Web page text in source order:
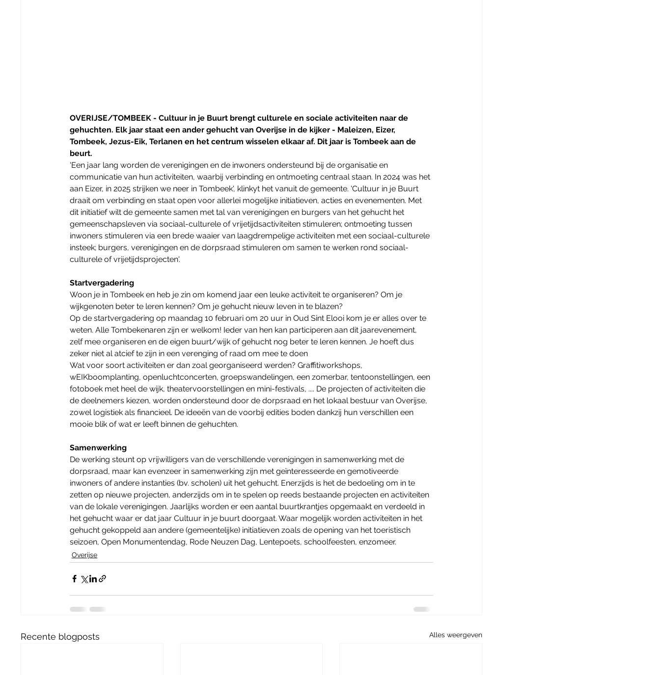
OVERIJSE/TOMBEEK - Cultuur in je Buurt brengt culturele en sociale activiteiten naar de
gehuchten. Elk jaar staat een ander gehucht van Overijse in de kijker - Maleizen, Eizer,
Tombeek, Jezus-Eik, Terlanen en het centrum wisselen elkaar af. Dit jaar is Tombeek aan de
beurt.
'Een jaar lang worden de verenigingen en de inwoners ondersteund bij de organisatie en
communicatie van hun activiteiten, waarbij verbinding en ontmoeting centraal staan. In 2024 was het
aan Eizer, in 2025 strijken we neer in Tombeek', klinkyt het vanuit de gemeente. 'Cultuur in je Buurt
draait om verbinding en staat open voor allerlei mogelijke initiatieven, acties en evenementen. Met
dit initiatief wilt de gemeente samen met tal van verenigingen en burgers van het gehucht het
gemeenschapsleven via sociaal-culturele of vrijetijdsactiviteiten stimuleren; ontmoeting tussen
inwoners stimuleren via een brede waaier van laagdrempelige activiteiten met een sociaal-culturele
insteek; burgers, verenigingen en de dorpsraad stimuleren om samen te werken rond sociaal-
culturele of vrijetijdsprojecten'.
Startvergadering
Woon je in Tombeek en heb je zin om komend jaar een leuke activiteit te organiseren? Om je
wijkgenoten beter te leren kennen? Om je gehucht nieuw leven in te blazen?
Op de startvergadering op maandag 10 februari om 20 uur in Oud Sint Elooi kom je er alles over te
weten. Alle Tombekenaren zijn er welkom! Ieder van hen kan participeren aan dit jaarevenement,
zelf mee organiseren en de eigen buurt/wijk of gehucht nog beter te leren kennen. Je hoeft dus
zeker niet al atcief te zijn in een verenging of raad om mee te doen
Wat voor soort activiteiten er dan zoal georganiseerd werden? Graffitiworkshops,
wEIKboomplanting, openluchtconcerten, groepswandelingen, een zomerbar, tentoonstellingen, een
fotoboek met heel de wijk, theatervoorstellingen en mini-festivals, .... De projecten of activiteiten die
de deelnemers kiezen, worden ondersteund door de dorpsraad en het lokaal bestuur van Overijse,
zowel logistiek als financieel. De ideeën van de voorbij edities boden dankzij hun verschillen een
mooie blik of wat er leeft binnen de gehuchten.
Samenwerking
De werking steunt op vrijwilligers van de verschillende verenigingen in samenwerking met de
dorpsraad, maar kan evenzeer in samenwerking zijn met geïnteresseerde en gemotiveerde
inwoners of andere instanties (bv. scholen) uit het gehucht. Enerzijds is het de bedoeling om in te
zetten op nieuwe projecten, anderzijds om in te spelen op reeds bestaande projecten en activiteiten
van de lokale verenigingen. Jaarlijks worden er een aantal buurtkrantjes opgemaakt en verdeeld in
het gehucht waar er dat jaar Cultuur in je buurt doorgaat. Waar mogelijk worden activiteiten in het
gehucht gekoppeld aan andere (gemeentelijke) initiatieven zoals de opening van het toeristisch
seizoen, Open Monumentendag, Rode Neuzen Dag, Lentepoets, schoolfeesten, enzomeer.
Overijse
Recente blogposts Alles weergeven